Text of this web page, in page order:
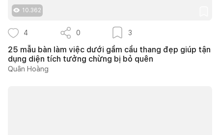
10.362
4 0 3
25 mẫu bàn làm việc dưới gầm cầu thang đẹp giúp tận
dụng diện tích tưởng chừng bị bỏ quên
Quân Hoàng